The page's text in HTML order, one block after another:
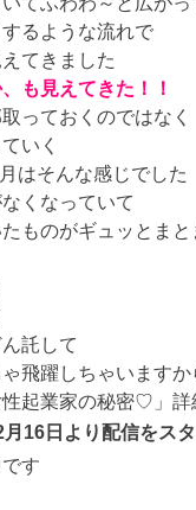
るような流れで
てきました
も見えてきた！！
っておくのではなく
いく
はそんな感じでした
くなっていて
ものがギュッとま
託して
飛躍しちゃいます
起業家の秘密♡」詳
16日より配信をス
す